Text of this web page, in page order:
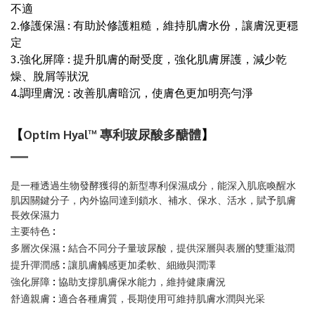
不適
2.修護保濕 : 有助於修護粗糙，維持肌膚水份，讓膚況更穩
定
3.強化屏障 : 提升肌膚的耐受度，強化肌膚屏護，減少乾
燥、脫屑等狀況
4.調理膚況 : 改善肌膚暗沉，使膚色更加明亮勻淨
【Optim Hyal™ 專利玻尿酸多醣體】
是一種透過生物發酵獲得的新型專利保濕成分，能深入肌底喚醒水
肌因關鍵分子，內外協同達到鎖水、補水、保水、活水，賦予肌膚
長效保濕力
主要特色 :
多層次保濕 : 結合不同分子量玻尿酸，提供深層與表層的雙重滋潤
提升彈潤感 : 讓肌膚觸感更加柔軟、細緻與潤澤
強化屏障 : 協助支撐肌膚保水能力，維持健康膚況
舒適親膚 : 適合各種膚質，長期使用可維持肌膚水潤與光采